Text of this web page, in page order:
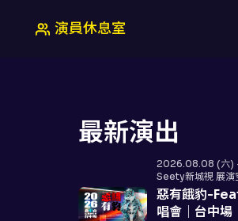
演員休息室
最新演出
2026.08.08 (六)
Seety新城視 展演
惡有餓豹-
唱會｜台中場